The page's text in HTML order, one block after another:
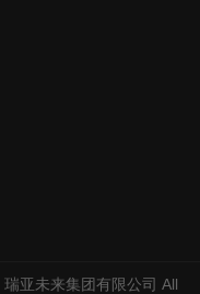
瑞亚未来集团有限公司 All